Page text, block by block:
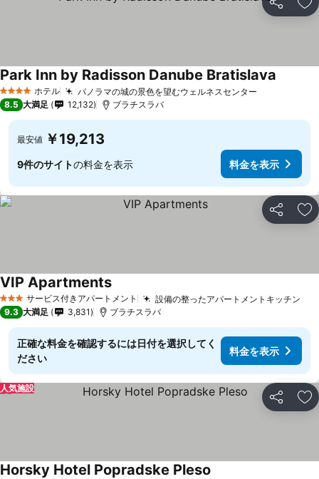
シェア お
4 ホテルのランク
ホテル パノラマの城の景色を望むウェルネスセンター
Park Inn by Radisson Danube Bratislava
8.5 大満足 12,132 ブラチスラバ
最安値 ￥19,213
9件のサイトの料金を表示 料金を表示
シェア お
3 ホテルのランク
サービス付きアパートメント 設備の整ったアパートメントキッチン
VIP Apartments
9.3 大満足 3,831 ブラチスラバ
正確な料金を確認するには日付を選択してく
ださい
料金を表示
シェア お
人気施設
Horsky Hotel Popradske Pleso